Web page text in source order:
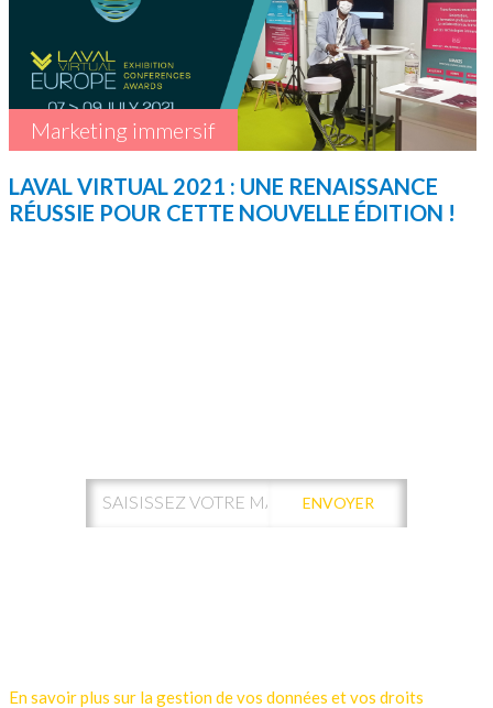
Marketing immersif
LAVAL VIRTUAL 2021 : UNE RENAISSANCE
RÉUSSIE POUR CETTE NOUVELLE ÉDITION !
ENVOYER
En savoir plus sur la gestion de vos données et vos droits